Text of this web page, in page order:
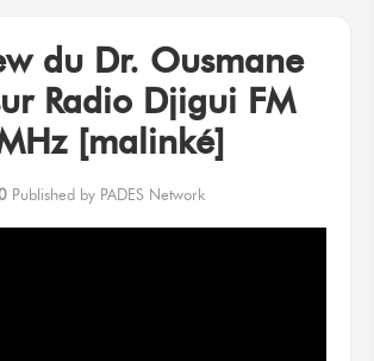
du Dr. Ousmane
Radio Djigui FM
[malinké]
Published by PADES Network